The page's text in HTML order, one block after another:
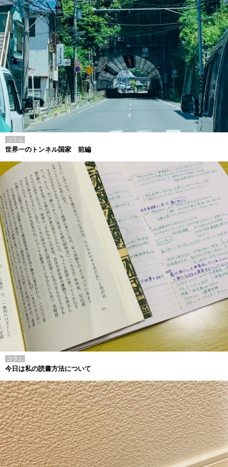
コラム
世界一のトンネル国家 前編
コラム
今日は私の読書方法について